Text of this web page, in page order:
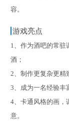
容。
游戏亮点
1、作为酒吧的常驻
酒；
2、制作更复杂更精
3、成为一名经验丰
4、卡通风格的画，
意。